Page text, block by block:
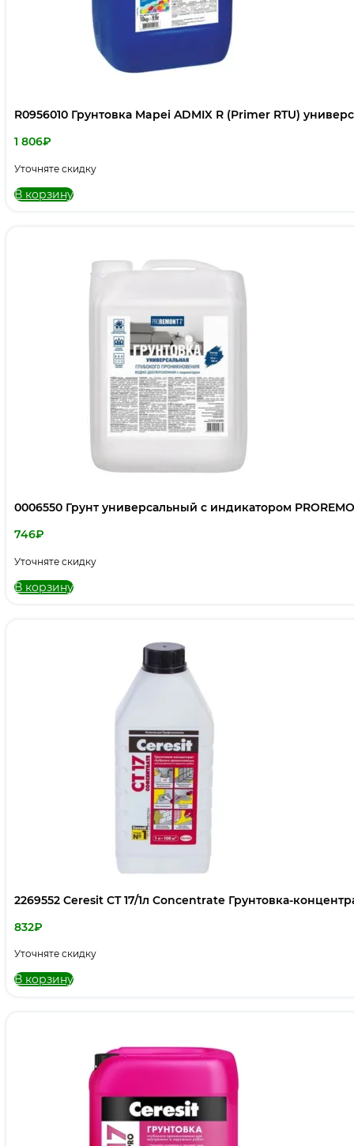
R0956010 Грунтовка Mapei ADMIX R (Primer RTU)
1 806₽
Уточняте скидку
В корзину
0006550 Грунт универсальный с индикатором
746₽
Уточняте скидку
В корзину
2269552 Ceresit CT 17/1л Concentrate Грунтовка-
832₽
Уточняте скидку
В корзину